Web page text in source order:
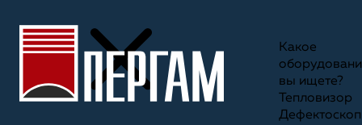
Какое
вы ищете?
Тепловизор
Дефектоскоп